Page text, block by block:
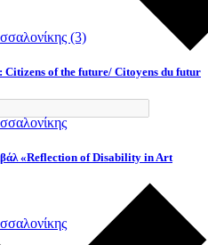
of the future/ Citoyens du futur
«Reflection of Disability in Art